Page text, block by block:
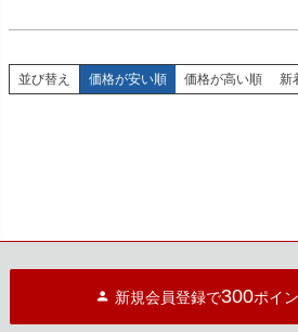
並び替え 価格が安い順 価格が高い順 新
新規会員登録で300ポイ